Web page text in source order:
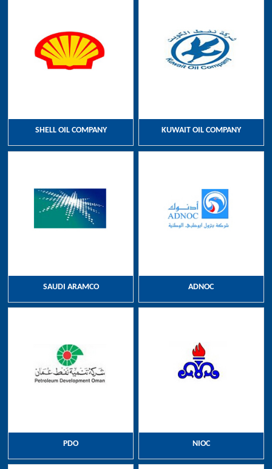
SHELL OIL COMPANY KUWAIT OIL COMPANY
SAUDI ARAMCO ADNOC
PDO NIOC